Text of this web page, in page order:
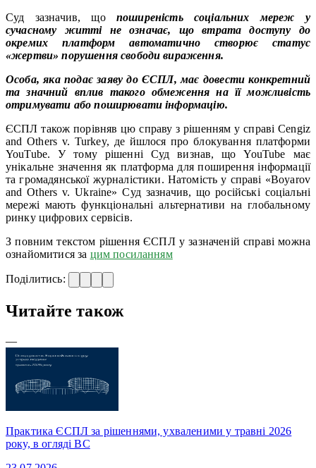
Суд зазначив, що поширеність соціальних мереж у
сучасному житті не означає, що втрата доступу до
окремих платформ автоматично створює статус
«жертви» порушення свободи вираження.
Особа, яка подає заяву до ЄСПЛ, має довести конкретний
та значний вплив такого обмеження на її можливість
отримувати або поширювати інформацію.
ЄСПЛ також порівняв цю справу з рішенням у справі Cengiz
and Others v. Turkey, де йшлося про блокування платформи
YouTube. У тому рішенні Суд визнав, що YouTube має
унікальне значення як платформа для поширення інформації
та громадянської журналістики. Натомість у справі «Boyarov
and Others v. Ukraine» Суд зазначив, що російські соціальні
мережі мають функціональні альтернативи на глобальному
ринку цифрових сервісів.
З повним текстом рішення ЄСПЛ у зазначеній справі можна
ознайомитися за цим посиланням
Поділитись:
Читайте також
—
Практика ЄСПЛ за рішеннями, ухваленими у травні 2026
року, в огляді ВС